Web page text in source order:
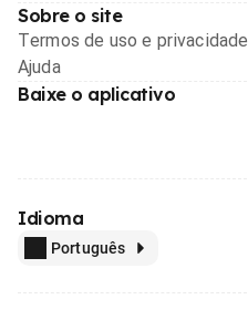
Sobre o site
Termos de uso e privacidade
Ajuda
Baixe o aplicativo
Idioma
Português